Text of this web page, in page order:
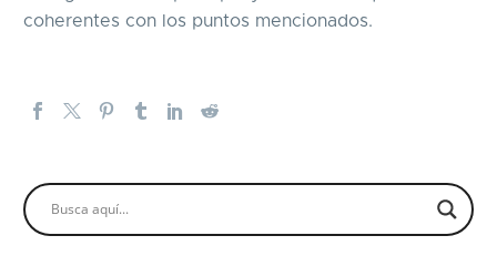
coherentes con los puntos mencionados.